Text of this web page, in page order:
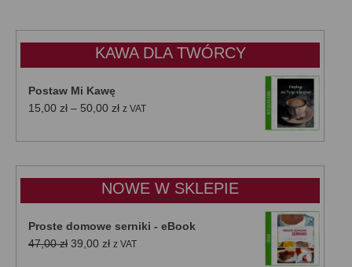
KAWA DLA TWÓRCY
Postaw Mi Kawę
15,00 zł – 50,00 złZakres
od
do
50,00 zł
z VAT
NOWE W SKLEPIE
Proste domowe serniki - eBook
47,00zł Pierwotna
39,00 złAktualna
z VAT